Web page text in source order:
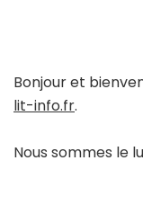
Bonjour et
lit-info.fr.
Nous sommes le